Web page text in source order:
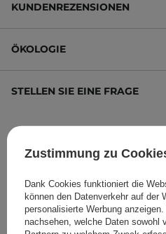
KUNDENREZENSIONEN
ÖKOLOGIE
STELLEN SIE EINE FRAGE
Serum mit 23% Vitamin C
79,80 €/100 ml, inkl. MwSt.
Zustimmung zu
Dank Cookies funktioniert die
können den Datenverkehr auf der
personalisierte Werbung
nachsehen, welche Daten sowohl